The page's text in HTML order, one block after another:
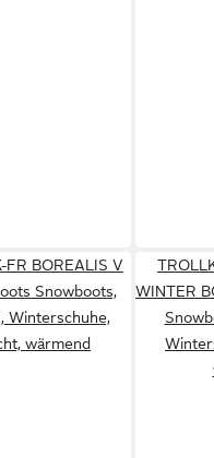
FR BOREALIS V
Snowboots,
Winterschuhe,
wärmend
WINTER